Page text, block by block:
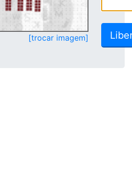
[trocar imagem]